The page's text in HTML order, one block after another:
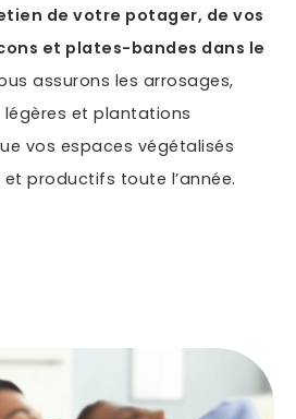
de votre potager, de vos
et plates-bandes dans le
assurons les arrosages,
et plantations
vos espaces végétalisés
productifs toute l’année.
j'accepte que les
soient exploitées dans le cadre
*